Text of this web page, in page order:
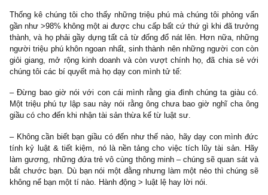
@Tiến sĩ Thomas J. Stanley: “…Mary & Lamar vào giữa độ
tuần của họ. Họ lái xe Châu Âu nhập khẩu, sống trong căn
nghìn USD, họ đánh golf & tennis mỗi cuối tuần, huy động tài
trường tư thục nơi con họ học thường xuyên. Hàng xóm khu
rằng nhà này chắc phải multi-millionaire đổ lên mới sống tốt thế!
không, một lần nữa, vẻ ngoài rất dễ để đánh lừa người khác.
làm hành chính văn thư ở một trường học nhỏ. Mary ở nhà
Thu nhập của cả hai chưa đến <60 nghìn USD/năm. Vậy câu hỏi
budgeting kiểu gì cho lối sống đó?
Câu trả lời nằm ở mẹ của Mary(@S.A.F.E: cười, làm chúng
đến câu chuyện hài lương 7 triệu mua nhà 3 tỷ sau một năm
triệu tiết kiệm được + 2.96 tỷ bố mẹ cho). Economic outpatient
chu cấp khi con cái đã trưởng thành – dường như trở thành lối
của 46% hộ gia đình thu nhập khá giả ở Mỹ. Thế hệ đầu tiên